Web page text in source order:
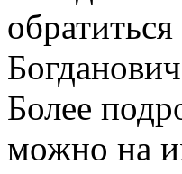
Более
можно на